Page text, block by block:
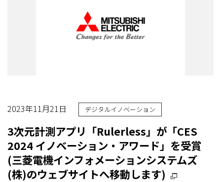
2023年11月21日 デジタルイノベーション
3次元計測アプリ「Rulerless」が「CES
2024 イノベーション・アワード」を受賞
(三菱電機インフォメーションシステムズ
(株)のウェブサイトへ移動します)